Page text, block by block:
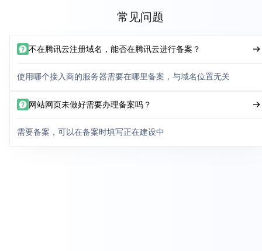
常见问题
不在腾讯云注册域名，能否在腾讯云进行备案？
使用哪个接入商的服务器需要在哪里备案，与域名位置无关
网站网页未做好需要办理备案吗？
需要备案，可以在备案时填写正在建设中